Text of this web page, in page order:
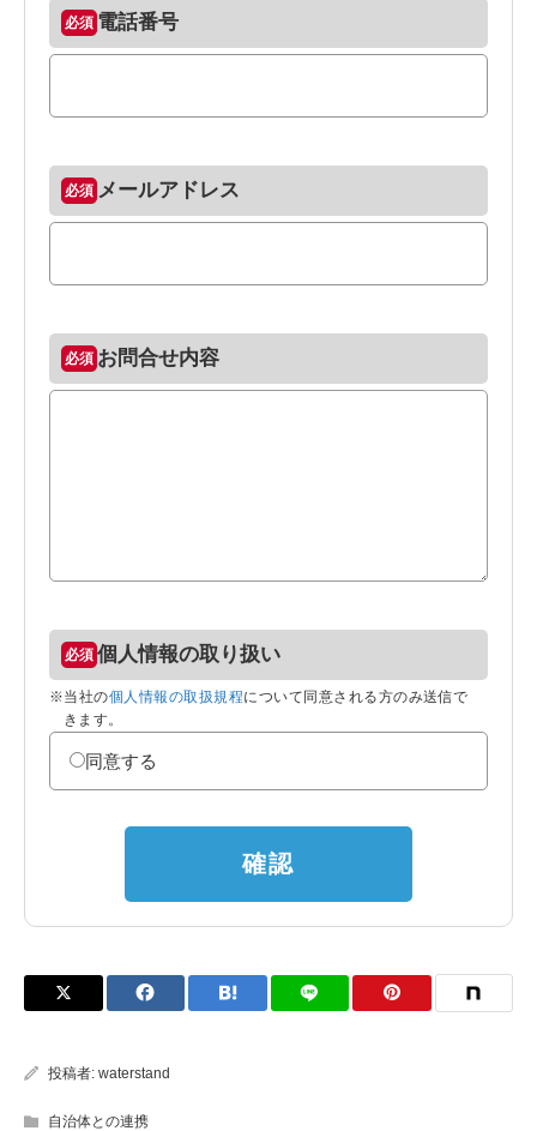
電話番号
メールアドレス
お問合せ内容
個人情報の取り扱い
※当社の個人情報の取扱規程について同意される方のみ送信で
きます。
同意する
確認
投稿者: waterstand
自治体との連携